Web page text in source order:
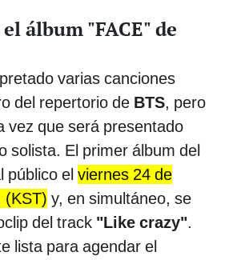
álbum "FACE" de
varias canciones
del repertorio de BTS, pero
vez que será presentado
solista. El primer álbum del
público el viernes 24 de
(KST) y, en simultáneo, se
del track "Like crazy".
lista para agendar el